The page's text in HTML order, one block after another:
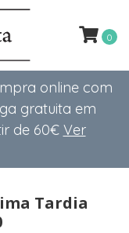
online com
gratuita em
de 60€ Ver
0
Tardia